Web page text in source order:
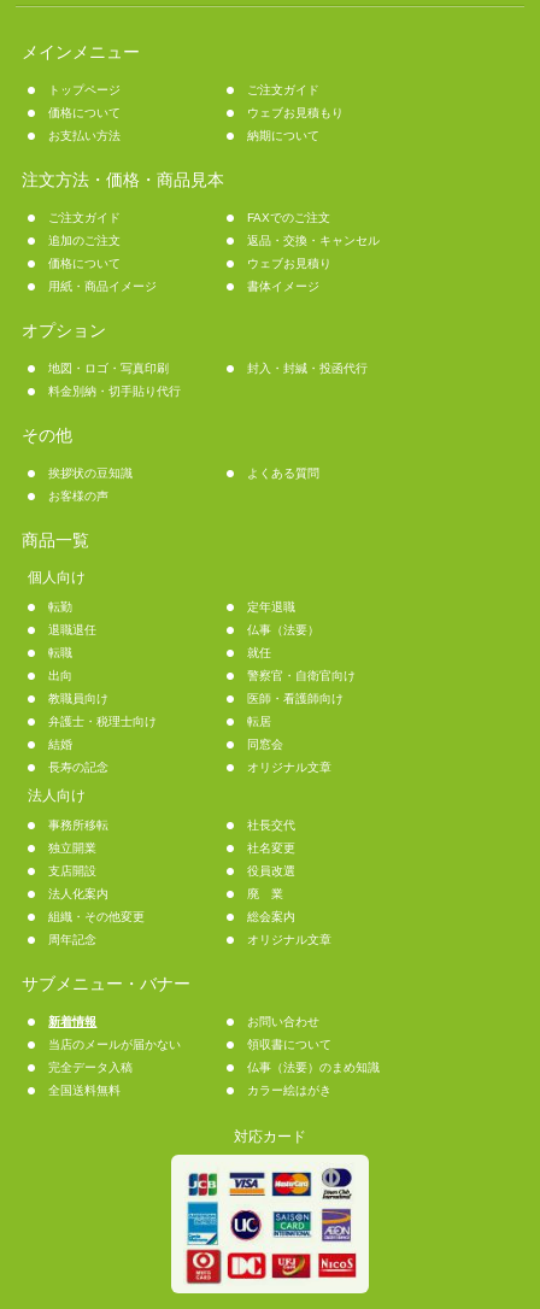
メインメニュー
トップページ
ご注文ガイド
価格について
ウェブお見積もり
お支払い方法
納期について
注文方法・価格・商品見本
ご注文ガイド
FAXでのご注文
追加のご注文
返品・交換・キャンセル
価格について
ウェブお見積り
用紙・商品イメージ
書体イメージ
オプション
地図・ロゴ・写真印刷
封入・封緘・投函代行
料金別納・切手貼り代行
その他
挨拶状の豆知識
よくある質問
お客様の声
商品一覧
個人向け
転勤
定年退職
退職退任
仏事（法要）
転職
就任
出向
警察官・自衛官向け
教職員向け
医師・看護師向け
弁護士・税理士向け
転居
結婚
同窓会
長寿の記念
オリジナル文章
法人向け
事務所移転
社長交代
独立開業
社名変更
支店開設
役員改選
法人化案内
廃 業
組織・その他変更
総会案内
周年記念
オリジナル文章
サブメニュー・バナー
新着情報
お問い合わせ
当店のメールが届かない
領収書について
完全データ入稿
仏事（法要）のまめ知識
全国送料無料
カラー絵はがき
対応カード